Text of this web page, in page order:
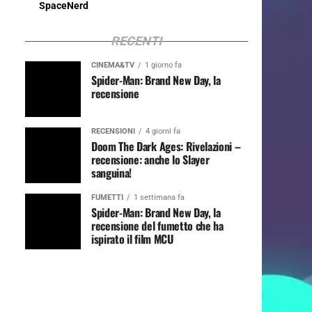
SpaceNerd
RECENTI
CINEMA&TV 1 giorno fa
Spider-Man: Brand New Day, la
recensione
RECENSIONI 4 giorni fa
Doom The Dark Ages: Rivelazioni –
recensione: anche lo Slayer
sanguina!
FUMETTI 1 settimana fa
Spider-Man: Brand New Day, la
recensione del fumetto che ha
ispirato il film MCU